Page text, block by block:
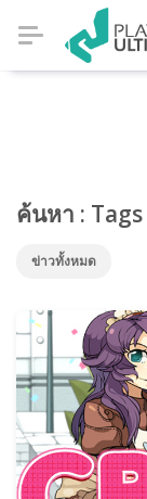
ค้นหา :
ข่าวทั้งหมด